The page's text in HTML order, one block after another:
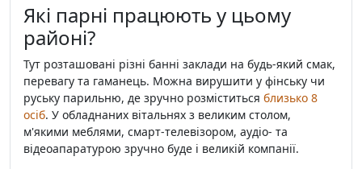
Які парні працюють у цьому
районі?
Тут розташовані різні банні заклади на будь-який смак,
перевагу та гаманець. Можна вирушити у фінську чи
руську парильню, де зручно розміститься близько 8
осіб. У обладнаних вітальнях з великим столом,
м'якими меблями, смарт-телевізором, аудіо- та
відеоапаратурою зручно буде і великій компанії.